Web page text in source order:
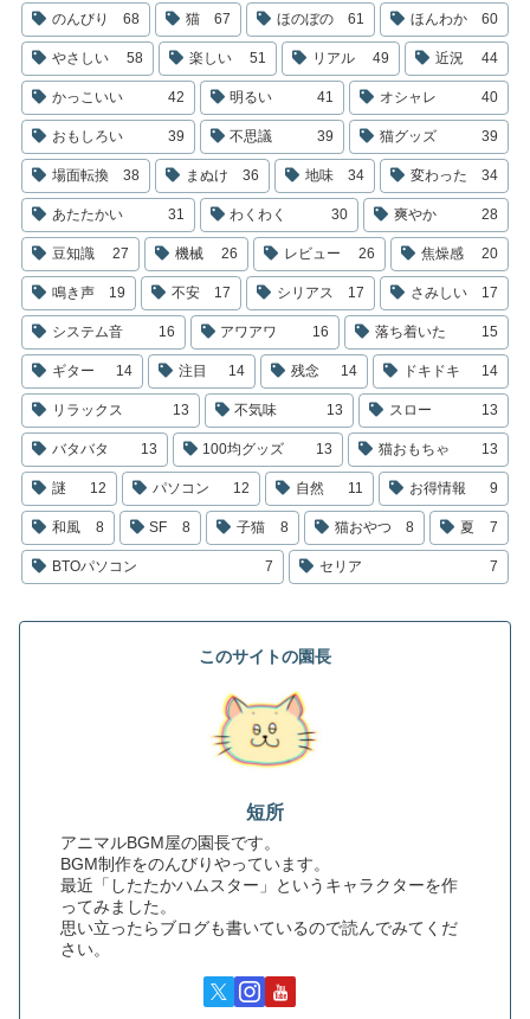
のんびり 68 猫 67 ほのぼの 61 ほんわか 60
やさしい 58 楽しい 51 リアル 49 近況 44
かっこいい 42 明るい 41 オシャレ 40
おもしろい 39 不思議 39 猫グッズ 39
場面転換 38 まぬけ 36 地味 34 変わった 34
あたたかい 31 わくわく 30 爽やか 28
豆知識 27 機械 26 レビュー 26 焦燥感 20
鳴き声 19 不安 17 シリアス 17 さみしい 17
システム音 16 アワアワ 16 落ち着いた 15
ギター 14 注目 14 残念 14 ドキドキ 14
リラックス 13 不気味 13 スロー 13
バタバタ 13 100均グッズ 13 猫おもちゃ 13
謎 12 パソコン 12 自然 11 お得情報 9
和風 8 SF 8 子猫 8 猫おやつ 8 夏 7
BTOパソコン 7 セリア 7
このサイトの園長
短所
アニマルBGM屋の園長です。
BGM制作をのんびりやっています。
最近「したたかハムスター」というキャラクターを作
ってみました。
思い立ったらブログも書いているので読んでみてくだ
さい。